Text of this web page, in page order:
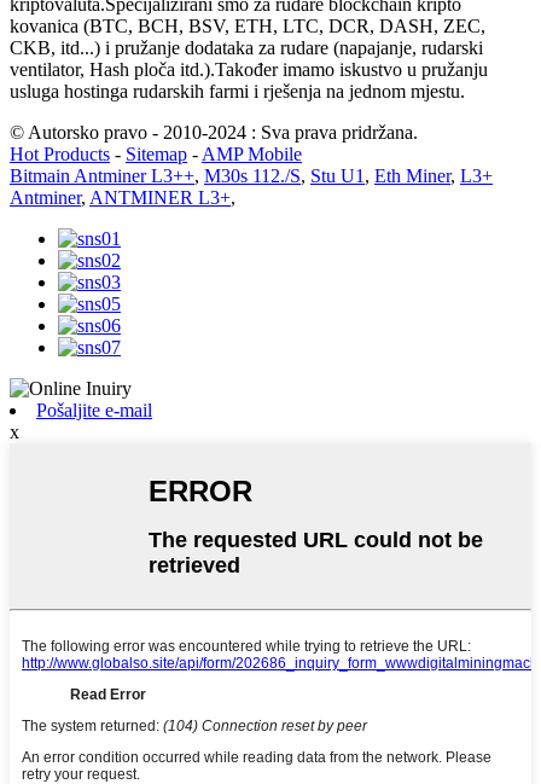
kovanica (BTC, BCH, BSV, ETH, LTC, DCR, DASH, ZEC,
CKB, itd...) i pružanje dodataka za rudare (napajanje, rudarski
ventilator, Hash ploča itd.).Također imamo iskustvo u pružanju
usluga hostinga rudarskih farmi i rješenja na jednom mjestu.
© Autorsko pravo - 2010-2024 : Sva prava pridržana.
Hot Products - Sitemap - AMP Mobile
Bitmain Antminer L3++, M30s 112./S, Stu U1 , Eth Miner, L3+
Antminer, ANTMINER L3+,
Pošaljite e-mail
x